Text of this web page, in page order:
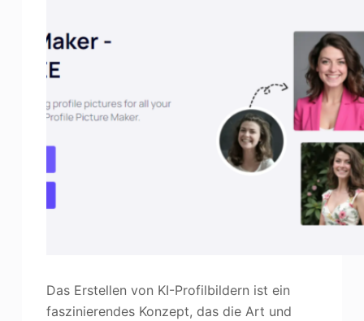
Das Erstellen von KI-Profilbildern ist ein
faszinierendes Konzept, das die Art und